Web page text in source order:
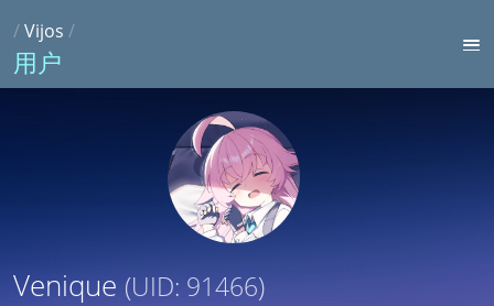
/Vijos /
用户
Venique (UID: 91466)